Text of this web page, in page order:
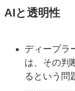
AIと透明性
ディープラ
は、その判
るという問